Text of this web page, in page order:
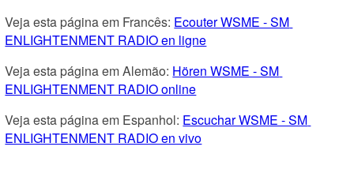
Veja esta página em Francês: Ecouter WSME - SM
ENLIGHTENMENT RADIO en ligne
Veja esta página em Alemão: Hören WSME - SM
ENLIGHTENMENT RADIO online
Veja esta página em Espanhol: Escuchar WSME - SM
ENLIGHTENMENT RADIO en vivo